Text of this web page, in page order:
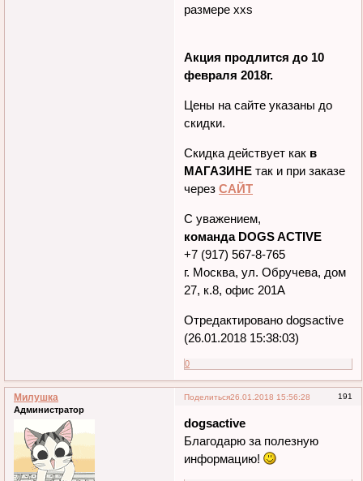
-попона Climate Changer
размере xxs
Акция продлится до 10
февраля 2018г.
Цены на сайте указаны до
скидки.
МАГАЗИНЕтак и при заказе
черезСАЙТ
С уважением,
команда DOGS ACTIVE
г. Москва, ул. Обручева, дом
27, к.8, офис 201А
Отредактировано dogsactive
(26.01.2018 15:38:03)
Поделиться 26.01.2018 15:56:28
Милушка
Администратор